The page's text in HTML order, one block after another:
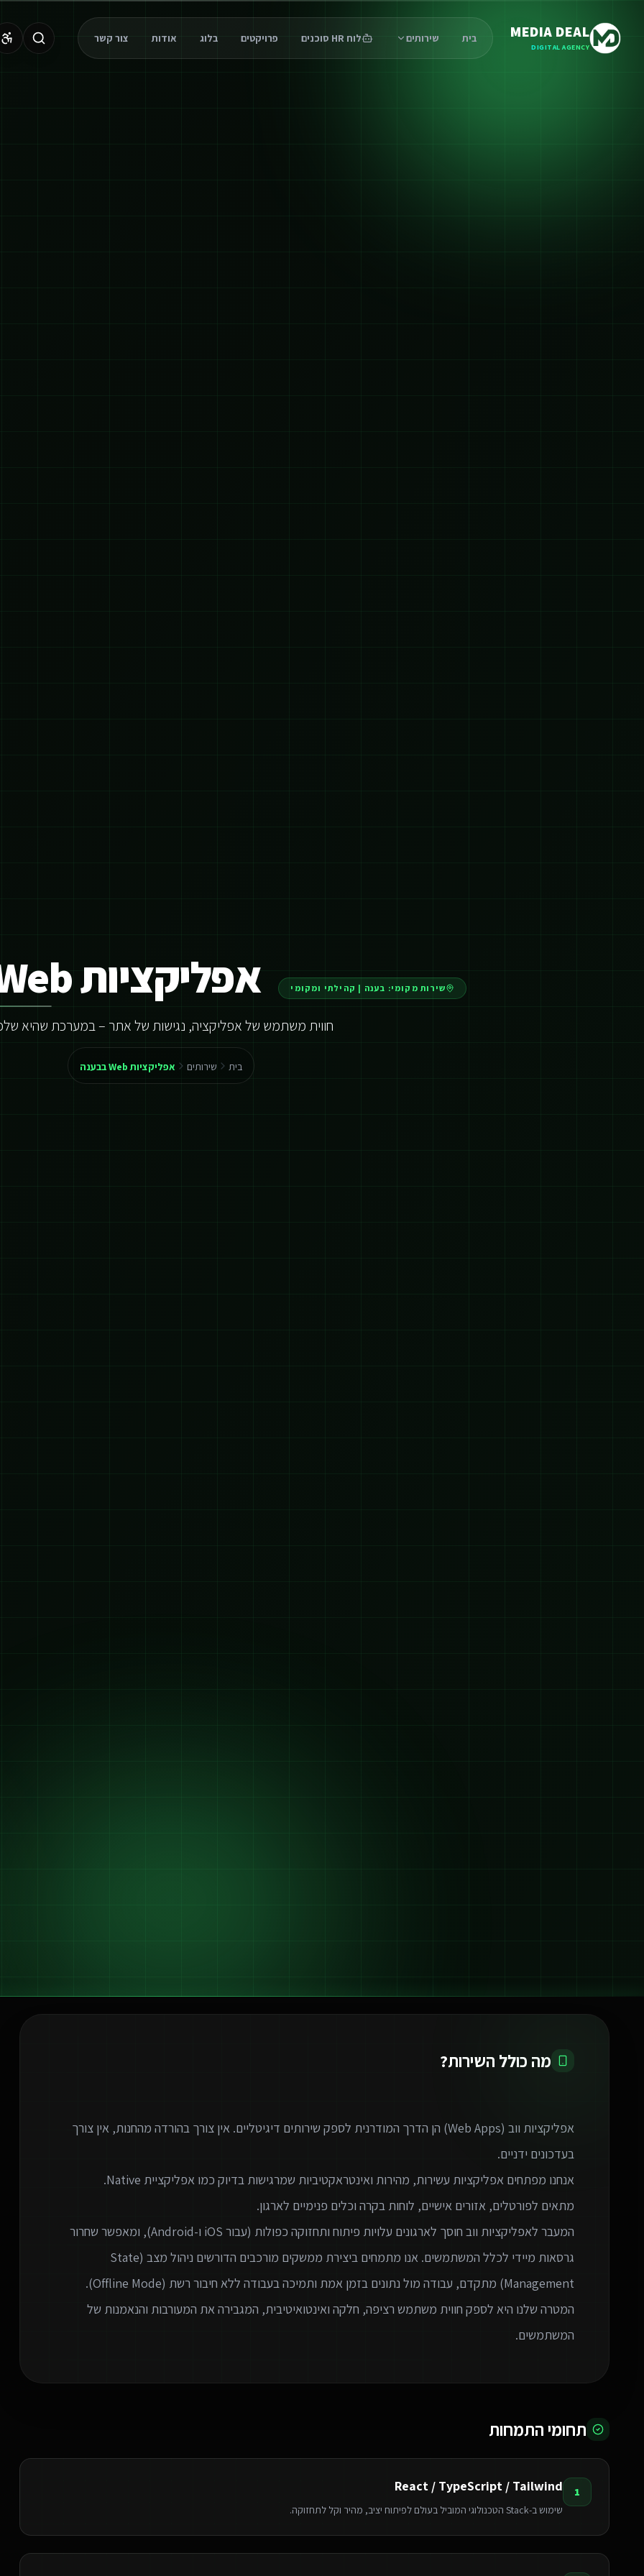
MEDIA DEAL
DIGITAL AGENCY
בית שירותים לוח HR סוכנים פרויקטים בלוג אודות צור קשר
שירות מקומי: בענה | קהילתי ומקומי אפליקציות Web בבענה
חווית משתמש של אפליקציה, נגישות של אתר – במערכת שהיא
בית שירותים אפליקציות Web בבענה
מה כולל השירות?
אפליקציות ווב (Web Apps) הן הדרך המודרנית לספק שירותים דיגיטליים. אין צורך בהורדה מהחנות, אין צורך
המעבר לאפליקציות ווב חוסך לארגונים עלויות פיתוח ותחזוקה כפולות (עבור iOS ו-Android), ומאפשר שחרור
גרסאות מיידי לכלל המשתמשים. אנו מתמחים ביצירת ממשקים מורכבים הדורשים ניהול מצב (State
Management) מתקדם, עבודה מול נתונים בזמן אמת ותמיכה בעבודה ללא חיבור רשת (Offline Mode).
המטרה שלנו היא לספק חווית משתמש רציפה, חלקה ואינטואיטיבית, המגבירה את המעורבות והנאמנות של
המשתמשים.
תחומי התמחות
1
React / TypeScript / Tailwind
שימוש ב-Stack הטכנולוגי המוביל בעולם לפיתוח יציב, מהיר וקל לתחזוקה.